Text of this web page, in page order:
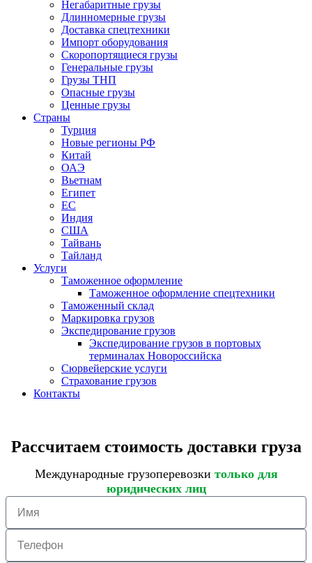
Негабаритные грузы
Длинномерные грузы
Доставка спецтехники
Импорт оборудования
Скоропортящиеся грузы
Генеральные грузы
Грузы ТНП
Опасные грузы
Ценные грузы
Страны
Турция
Новые регионы РФ
Китай
ОАЭ
Вьетнам
Египет
ЕС
Индия
США
Тайвань
Тайланд
Услуги
Таможенное оформление
Таможенное оформление спецтехники
Таможенный склад
Маркировка грузов
Экспедирование грузов
Экспедирование грузов в портовых
терминалах Новороссийска
Сюрвейерские услуги
Страхование грузов
Контакты
Рассчитаем стоимость доставки груза
Международные грузоперевозки только для
юридических лиц